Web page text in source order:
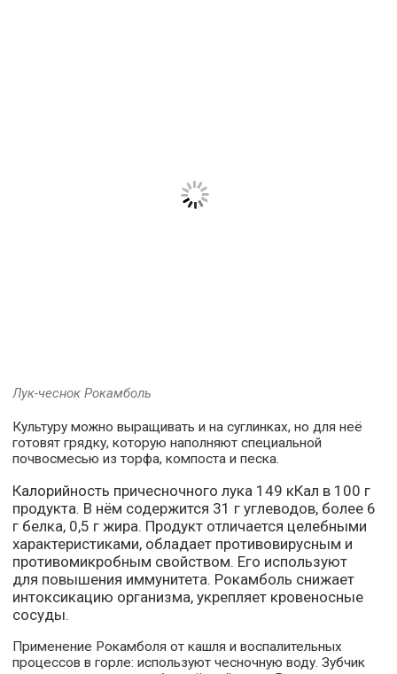
Лук-чеснок Рокамболь
Культуру можно выращивать и на суглинках, но для неё
готовят грядку, которую наполняют специальной
почвосмесью из торфа, компоста и песка.
Калорийность причесночного лука 149 кКал в 100 г
продукта. В нём содержится 31 г углеводов, более 6
г белка, 0,5 г жира. Продукт отличается целебными
характеристиками, обладает противовирусным и
противомикробным свойством. Его используют
для повышения иммунитета. Рокамболь снижает
интоксикацию организма, укрепляет кровеносные
сосуды.
Применение Рокамболя от кашля и воспалительных
процессов в горле: используют чесночную воду. Зубчик